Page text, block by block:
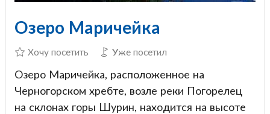
Озеро Маричейка
Хочу посетить Уже посетил
Озеро Маричейка, расположенное на
Черногорском хребте, возле реки Погорелец
на склонах горы Шурин, находится на высоте